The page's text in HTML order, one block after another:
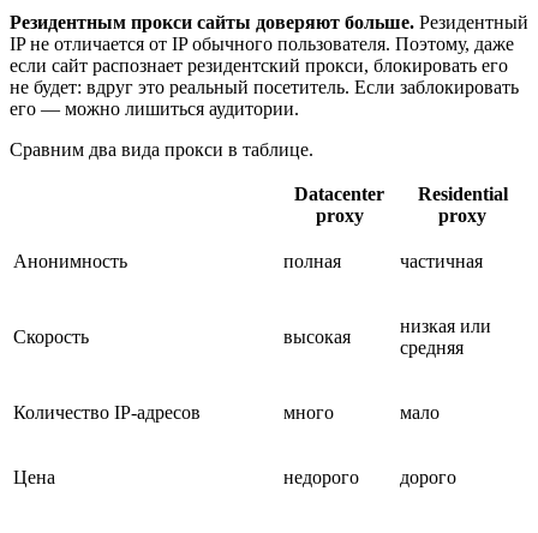
Резидентным прокси сайты доверяют больше. Резидентный
IP не отличается от IP обычного пользователя. Поэтому, даже
если сайт распознает резидентский прокси, блокировать его
не будет: вдруг это реальный посетитель. Если заблокировать
его — можно лишиться аудитории.
Сравним два вида прокси в таблице.
Datacenter
proxy
Residential
proxy
Анонимность​ полная частичная
Скорость высокая
низкая или
средняя
Количество IP-адресов много мало
Цена недорого дорого